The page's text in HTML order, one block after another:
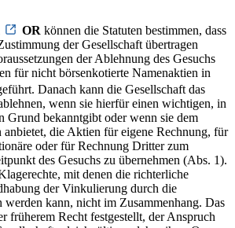
OR können die Statuten bestimmen, dass
der Gesellschaft übertragen
der Ablehnung des Gesuchs
für nicht börsenkotierte Namenaktien in
Danach kann die Gesellschaft das
wenn sie hierfür einen wichtigen, in
Grund bekanntgibt oder wenn sie dem
anbietet, die Aktien für eigene Rechnung, für
oder für Rechnung Dritter zum
des Gesuchs zu übernehmen (Abs. 1).
mit denen die richterliche
der Vinkulierung durch die
werden kann, nicht im Zusammenhang. Das
früherem Recht festgestellt, der Anspruch